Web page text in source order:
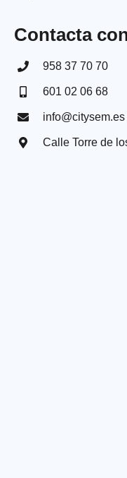
Contacta
958 37 70 70
601 02 06 68
info@citysem.es
Calle Torre de